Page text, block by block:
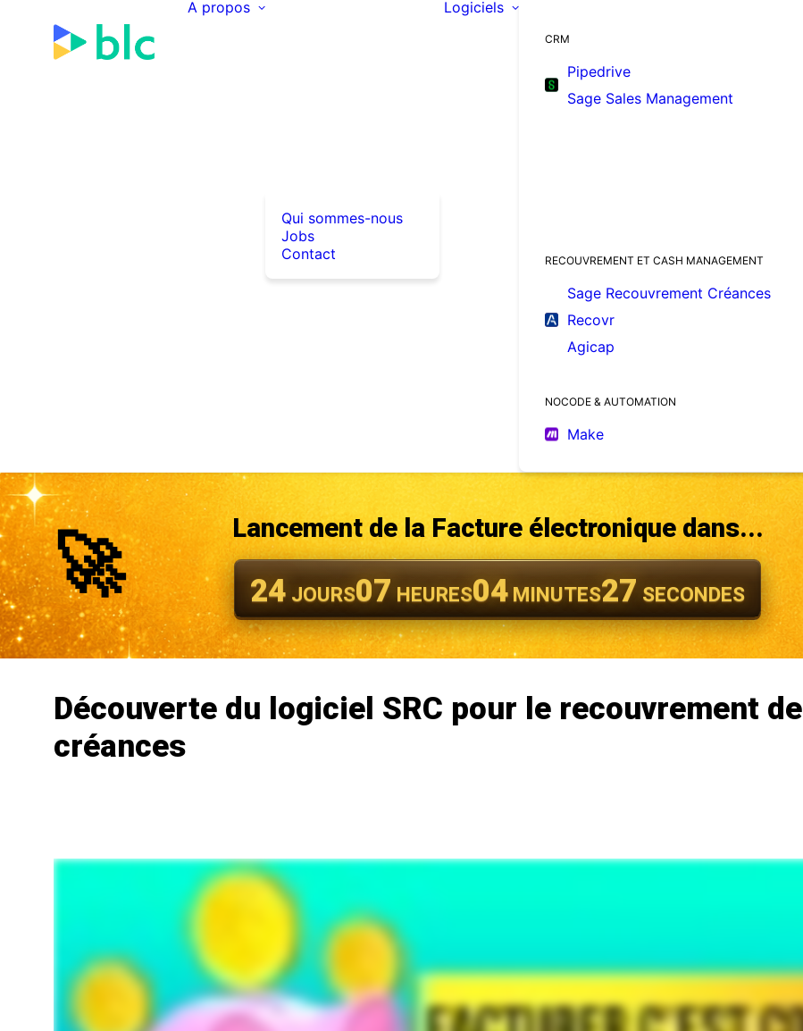
A propos
Qui sommes-nous
Jobs
Contact
Logiciels
CRM
Pipedrive
Sage Sales Management
RECOUVREMENT ET CASH MANAGEMENT
Sage Recouvrement Créances
Recovr
Agicap
NOCODE & AUTOMATION
Make
🚀 Lancement de la Facture électronique dans...
24 JOURS07 HEURES04 MINUTES25 SECONDES
Découverte du logiciel SRC pour le recouvrement de
créances